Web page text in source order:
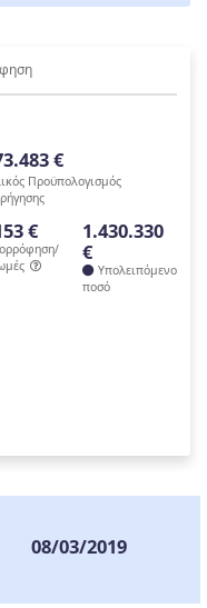
€
Προϋπολογισμός
€
1.430.330
€
Υπολειπόμενο
ποσό
08/03/2019